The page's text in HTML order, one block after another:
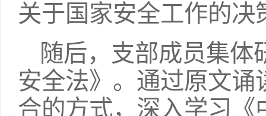
关于国家安全工作的决
随后，支部成员集
安全法》。通过原文
合的方式，深入学习